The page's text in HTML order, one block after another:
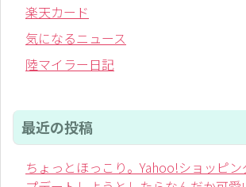
楽天カード
気になるニュース
陸マイラー日記
最近の投稿
ちょっとほっこり。Yahoo!ショッピ